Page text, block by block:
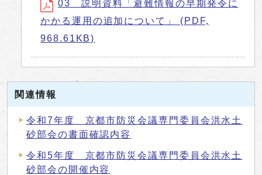
03 説明資料「避難情報の早期発令に
かかる運用の追加について」 (PDF,
968.61KB)
関連情報
令和7年度 京都市防災会議専門委員会洪水土
砂部会の書面確認内容
令和5年度 京都市防災会議専門委員会洪水土
砂部会の開催内容